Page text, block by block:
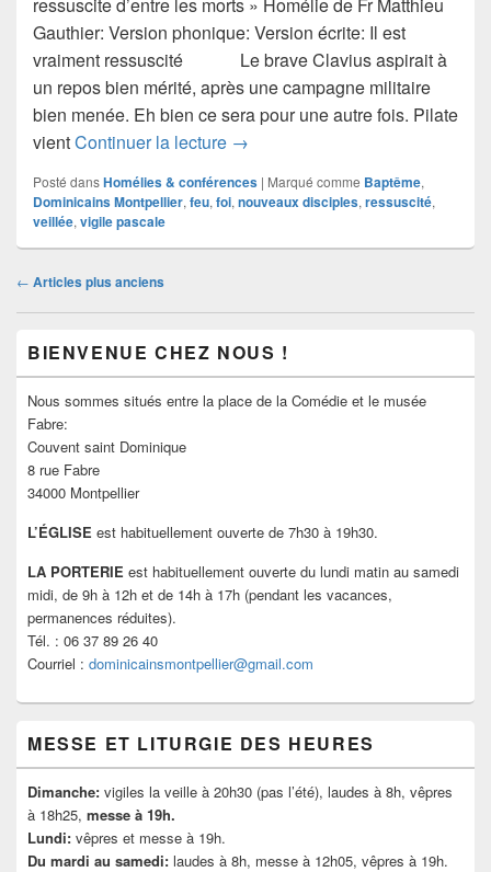
Gauthier: Version phonique: Version écrite: Il est
vraiment ressuscité Le brave Clavius aspirait à
un repos bien mérité, après une campagne militaire
bien menée. Eh bien ce sera pour une autre fois. Pilate
vientContinuer la lecture Il est vraiment ressuscité…, de
→
Posté dansHomélies & conférences | Marqué comme Baptême,
Dominicains Montpellier, feu, foi, nouveaux disciples, ressuscité,
veillée, vigile pascale
Navigation
articles
← Articles plus anciens
principale
de
widget
pour
barre
latérale
BIENVENUE CHEZ NOUS !
Nous sommes situés entre la place de la Comédie et le musée
Fabre:
Couvent saint Dominique
8 rue Fabre
34000 Montpellier
L’ÉGLISE est habituellement ouverte de 7h30 à 19h30.
LA PORTERIE est habituellement ouverte du lundi matin au samedi
midi, de 9h à 12h et de 14h à 17h (pendant les vacances,
permanences réduites).
Tél. : 06 37 89 26 40
Courriel : dominicainsmontpellier@gmail.com
MESSE ET LITURGIE DES HEURES
Dimanche: vigiles la veille à 20h30 (pas l’été), laudes à 8h, vêpres
à 18h25, messe à 19h.
Lundi: vêpres et messe à 19h.
Du mardi au samedi: laudes à 8h, messe à 12h05, vêpres à 19h.